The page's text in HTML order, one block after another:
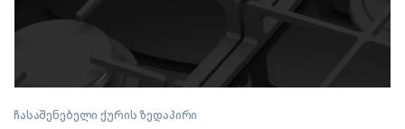
ჩასაშენებელი ქურის ზედაპირი